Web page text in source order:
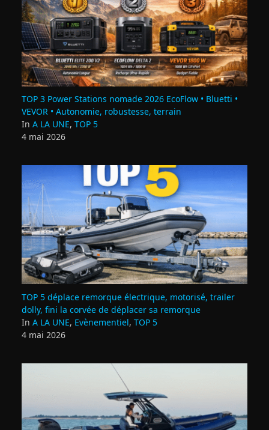
TOP 3 Power Stations nomade 2026 EcoFlow • Bluetti •
VEVOR • Autonomie, robustesse, terrain
In A LA UNE, TOP 5
4 mai 2026
TOP 5 déplace remorque électrique, motorisé, trailer
dolly, fini la corvée de déplacer sa remorque
In A LA UNE, Evènementiel, TOP 5
4 mai 2026